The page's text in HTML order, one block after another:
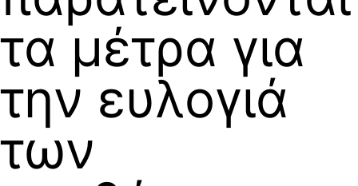
τα μέτρα για
την ευλογιά
των